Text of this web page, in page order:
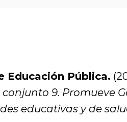
Educación Pública.
9. Promueve
educativas y de